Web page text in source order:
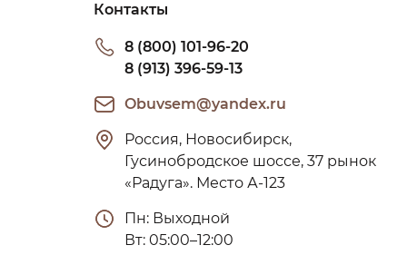
Контакты
8 (800) 101-96-20
8 (913) 396-59-13
Obuvsem@yandex.ru
Россия, Новосибирск,
Гусинобродское шоссе, 37 рынок
«Радуга». Место А-123
Пн: Выходной
Вт: 05:00–12:00